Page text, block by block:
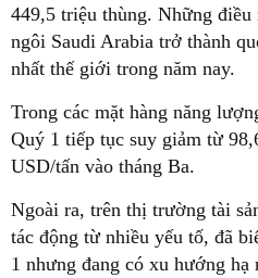
449,5 triệu thùng. Những
ngôi Saudi Arabia trở thành
nhất thế giới trong năm nay.
Trong các mặt hàng năng
Quý 1 tiếp tục suy giảm từ
USD/tấn vào tháng Ba.
Ngoài ra, trên thị trường tài
tác động từ nhiều yếu tố, đã
1 nhưng đang có xu hướng